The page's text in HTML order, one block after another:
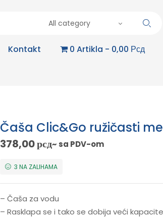
All category
Kontakt 0 Artikla 0,00 Рсд
Čaša Clic&Go ružičasti
378,00рсд~ sa PDV-om
3 NA ZALIHAMA
– Čaša za vodu
– Rasklapa se i tako se dobija veći